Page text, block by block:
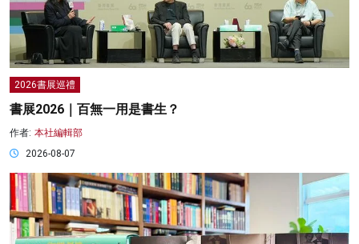
2026書展巡禮
書展2026｜百無一用是書生？
作者: 本社編輯部
2026-08-07